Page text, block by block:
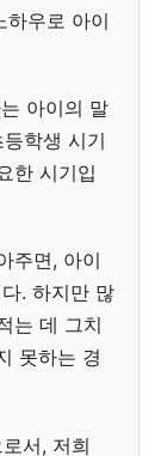
하우로 아이
아이의 말
학생 시기
한 시기입
주면, 아이
. 하지만 많
는 데 그치
못하는 경
서, 저희